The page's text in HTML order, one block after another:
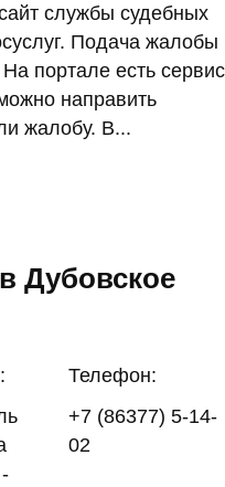
службы судебных
Подача жалобы
портале есть сервис
направить
жалобу. В...
Дубовское
Телефон:
+7 (86377) 5-14-
02